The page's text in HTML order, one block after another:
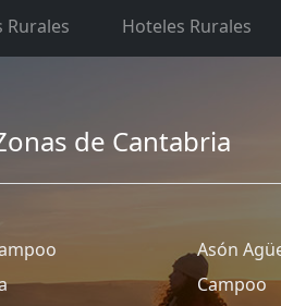
Rurales Hoteles Rurales
de Cantabria
Asón
Campoo